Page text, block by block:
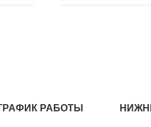
Размер пакетиков
РАБОТЫ